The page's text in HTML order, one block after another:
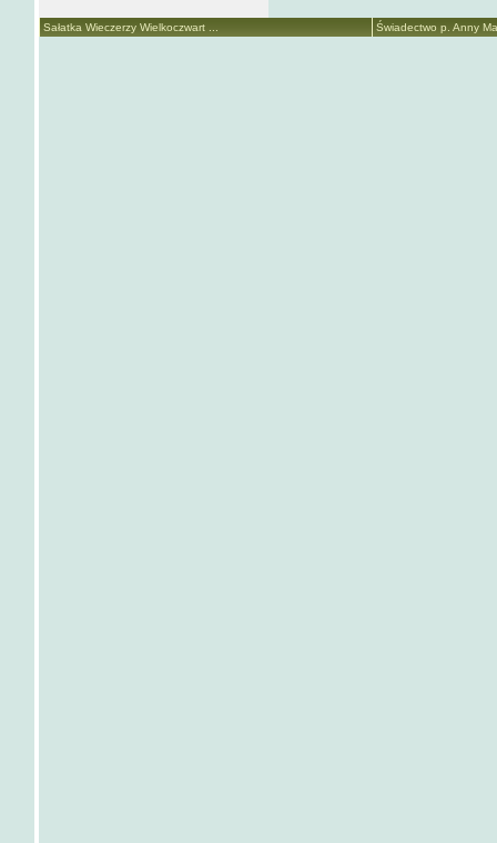
Sałatka Wieczerzy Wielkoczwart ... Świadectwo p. Anny